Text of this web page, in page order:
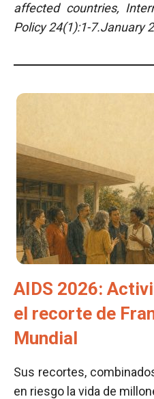
affected countries,
Policy 24(1):1-7.January
AIDS 2026:
el recorte de
Mundial
Sus recortes,
en riesgo la vida de